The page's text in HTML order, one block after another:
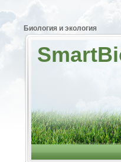
Биология и экология